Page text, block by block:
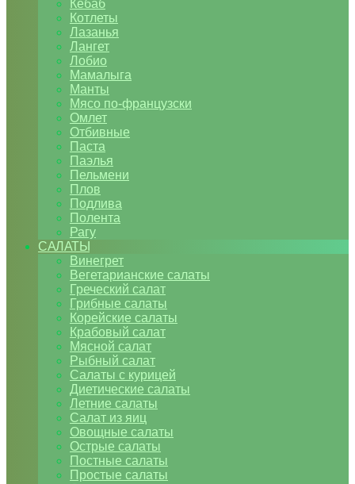
Кебаб
Котлеты
Лазанья
Лангет
Лобио
Мамалыга
Манты
Мясо по-французски
Омлет
Отбивные
Паста
Паэлья
Пельмени
Плов
Подлива
Полента
Рагу
САЛАТЫ
Винегрет
Вегетарианские салаты
Греческий салат
Грибные салаты
Корейские салаты
Крабовый салат
Мясной салат
Рыбный салат
Салаты с курицей
Диетические салаты
Летние салаты
Салат из яиц
Овощные салаты
Острые салаты
Постные салаты
Простые салаты